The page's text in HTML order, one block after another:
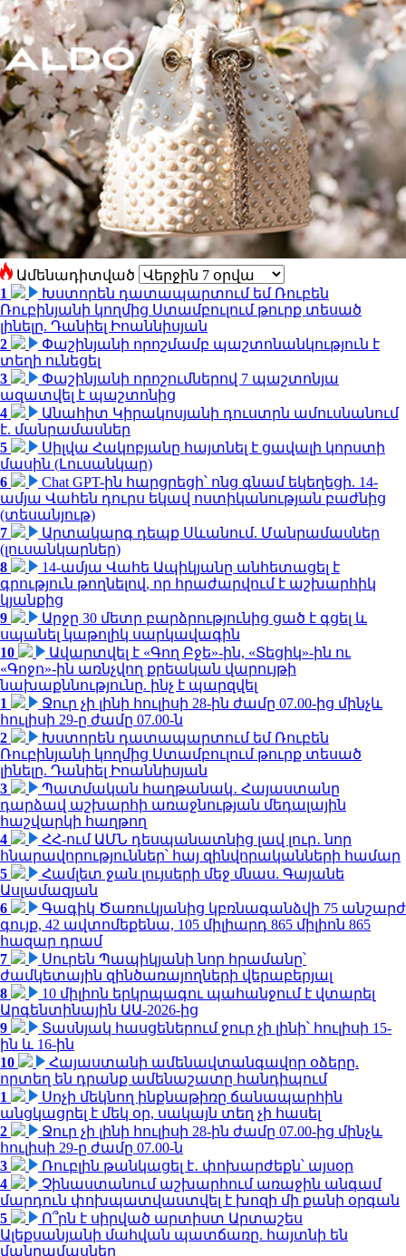
Ամենադիտված
1
Խստորեն դատապարտում եմ Ռուբեն
Ռուբինյանի կողմից Ստամբուլում թուրք տեսած
լինելը. Դանիել Իոաննիսյան
2
Փաշինյանի որոշմամբ պաշտոնանկություն է
տեղի ունեցել
3
Փաշինյանի որոշումներով 7 պաշտոնյա
ազատվել է պաշտոնից
4
Անահիտ Կիրակոսյանի դուստրն ամուսնանում
է. մանրամասներ
5
Սիլվա Հակոբյանը հայտնել է ցավալի կորստի
մասին (Լուսանկար)
6
Chat GPT-ին հարցրեցի՝ ոնց գնամ եկեղեցի. 14-
ամյա Վահեն դուրս եկավ ոստիկանության բաժնից
(տեսանյութ)
7
Արտակարգ դեպք Սևանում. Մանրամասներ
(լուսանկարներ)
8
14-ամյա Վահե Ապիկյանը անհետացել է
գրություն թողնելով, որ հրաժարվում է աշխարհիկ
կյանքից
9
Արջը 30 մետր բարձրությունից ցած է գցել և
սպանել կաթոլիկ սարկավագին
10
Ավարտվել է «Գող Բջե»-ին, «Տեցիկ»-ին ու
«Գոջո»-ին առնչվող քրեական վարույթի
նախաքննությունը. ինչ է պարզվել
1
Ջուր չի լինի հուլիսի 28-ին ժամը 07.00-ից մինչև
հուլիսի 29-ը ժամը 07.00-ն
2
Խստորեն դատապարտում եմ Ռուբեն
Ռուբինյանի կողմից Ստամբուլում թուրք տեսած
լինելը. Դանիել Իոաննիսյան
3
Պատմական հաղթանակ․ Հայաստանը
դարձավ աշխարհի առաջնության մեդալային
հաշվարկի հաղթող
4
ՀՀ-ում ԱՄՆ դեսպանատնից լավ լուր․ նոր
հնարավորություններ՝ հայ զինվորականների համար
5
Համլետ ջան լույսերի մեջ մնաս. Գայանե
Ասլամազյան
6
Գագիկ Ծառուկյանից կբռնագանձվի 75 անշարժ
գույք, 42 ավտոմեքենա, 105 միլիարդ 865 միլիոն 865
հազար դրամ
7
Սուրեն Պապիկյանի նոր հրամանը՝
ժամկետային զինծառայողների վերաբերյալ
8
10 միլիոն երկրպագու պահանջում է վտարել
Արգենտինային ԱԱ-2026-ից
9
Տասնյակ հասցեներում ջուր չի լինի՝ հուլիսի 15-
ին և 16-ին
10
Հայաստանի ամենավտանգավոր օձերը.
որտեղ են դրանք ամենաշատը հանդիպում
1
Սոչի մեկնող ինքնաթիռը ճանապարհին
անցկացրել է մեկ օր, սակայն տեղ չի հասել
2
Ջուր չի լինի հուլիսի 28-ին ժամը 07.00-ից մինչև
հուլիսի 29-ը ժամը 07.00-ն
3
Ռուբլին թանկացել է․ փոխարժեքն՝ այսօր
4
Չինաստանում աշխարհում առաջին անգամ
մարդուն փոխպատվաստվել է խոզի մի քանի օրգան
5
Ո՞րն է սիրված արտիստ Արտաշես
Ալեքսանյանի մահվան պատճառը. հայտնի են
մանրամասներ